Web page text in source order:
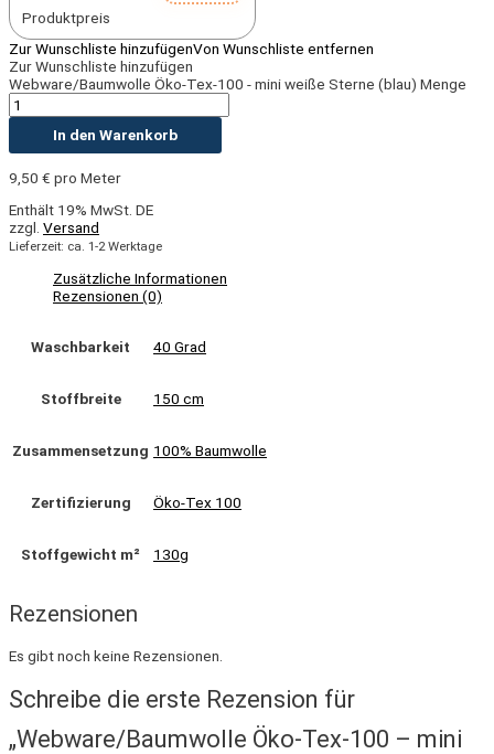
Produktpreis
Zur Wunschliste hinzufügenVon Wunschliste entfernen
Zur Wunschliste hinzufügen
Webware/Baumwolle Öko-Tex-100 - mini weiße Sterne (blau) Menge
In den Warenkorb
9,50 € pro Meter
Enthält 19% MwSt. DE
zzgl. Versand
Lieferzeit: ca. 1-2 Werktage
Zusätzliche Informationen
Rezensionen (0)
Waschbarkeit 40 Grad
Stoffbreite 150 cm
Zusammensetzung 100% Baumwolle
Zertifizierung Öko-Tex 100
Stoffgewicht m² 130g
Rezensionen
Es gibt noch keine Rezensionen.
Schreibe die erste Rezension für
„Webware/Baumwolle Öko-Tex-100 – mini